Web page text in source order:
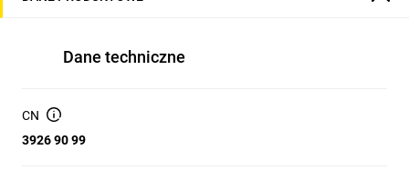
Dane techniczne
CN
3926 90 99